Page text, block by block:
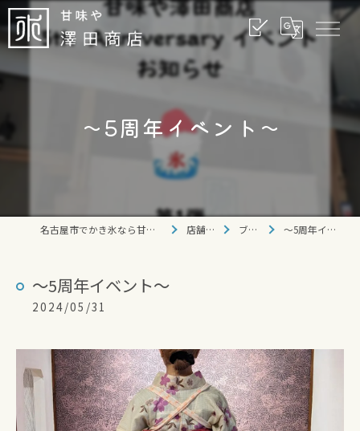
⁡⁡〜5周年イベント〜
名古屋市でかき氷なら甘味や 澤田商店 店舗情報 ブログ ⁡⁡〜5周年イベント〜
⁡⁡〜5周年イベント〜
2024/05/31